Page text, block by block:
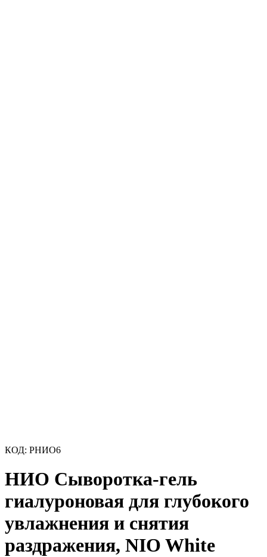
КОД: РНИО6
НИО Сыворотка-гель
гиалуроновая для глубокого
увлажнения и снятия
раздражения, NIO White